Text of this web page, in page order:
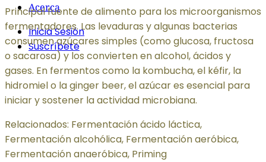
Acerca
Inicia Sesión
Suscríbete
Principal fuente de alimento para los microorganismos
fermentadores. Las levaduras y algunas bacterias
consumen azúcares simples (como glucosa, fructosa
o sacarosa) y los convierten en alcohol, ácidos y
gases. En fermentos como la kombucha, el kéfir, la
hidromiel o la ginger beer, el azúcar es esencial para
iniciar y sostener la actividad microbiana.
Relacionados: Fermentación ácido láctica,
Fermentación alcohólica, Fermentación aeróbica,
Fermentación anaeróbica, Priming